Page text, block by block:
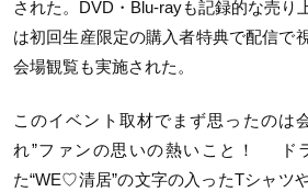
された。DVD・Blu-rayも記録的な売り
は初回生産限定の購入者特典で配信で
会場観覧も実施された。
このイベント取材でまず思ったのは
れ”ファンの思いの熱いこと！ ド
た“WE♡清居”の文字の入ったTシャツ